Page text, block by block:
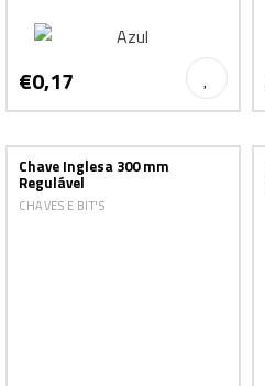
€0,17
Chave Inglesa 300 mm
Regulável
CHAVES E BIT'S